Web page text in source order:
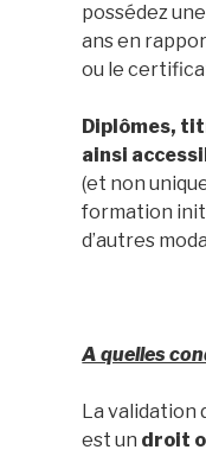
possédez
ans en
ou le
Diplômes,
ainsi
(et non
formation
d’autres
A quelles
La validation
est un droit